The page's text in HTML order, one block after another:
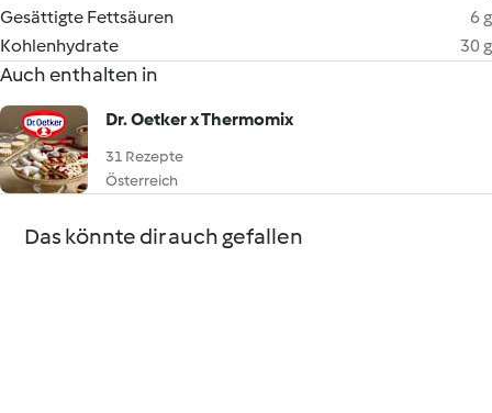
Gesättigte Fettsäuren
6 g
Kohlenhydrate
30 g
Auch enthalten in
Dr. Oetker x Thermomix
31 Rezepte
Österreich
Das könnte dir auch gefallen